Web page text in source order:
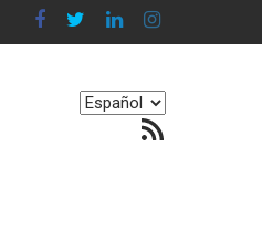
Elegir
Feed RSS